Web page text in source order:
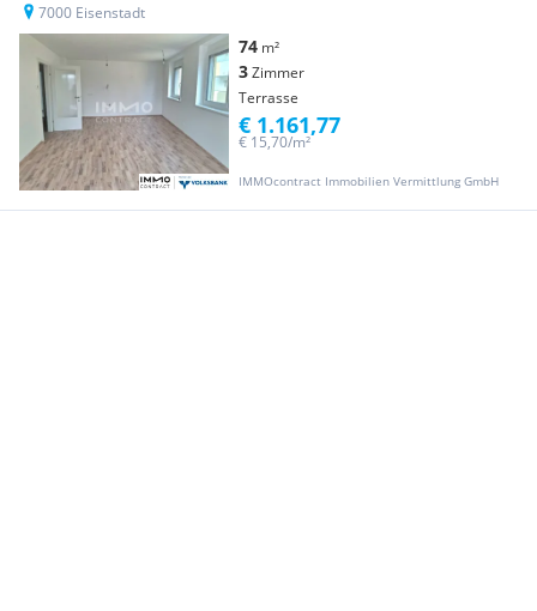
7000 Eisenstadt
74 m²
3Zimmer
Terrasse
IMMOcontract Immobilien Vermittlung GmbH
€ 15,70/m²
€ 1.161,77